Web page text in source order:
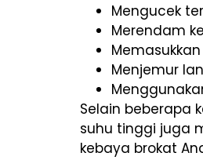
Mengucek
Merendam
Menjemur
Selain beberapa
suhu tinggi juga
kebaya brokat